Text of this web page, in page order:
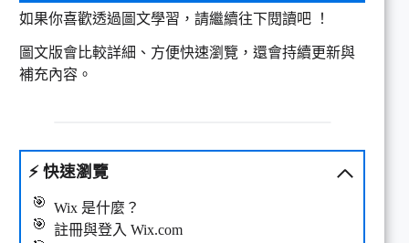
如果你喜歡透過圖文學習，請繼續往下閱讀吧 ！
圖文版會比較詳細、方便快速瀏覽，還會持續更新與
補充內容。
⚡快速瀏覽
Wix 是什麼？
註冊與登入 Wix.com